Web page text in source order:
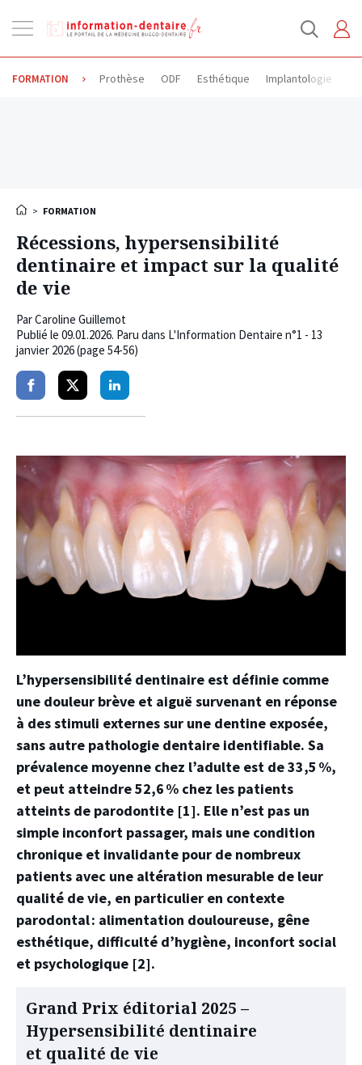
la
FORMATION Prothèse ODF Esthétique Implantologie
> FORMATION
Récessions, hypersensibilité
dentinaire et impact sur la qualité
de vie
ParCaroline Guillemot
Publié le 09.01.2026. Paru dans L'Information Dentaire n°1 - 13
janvier 2026 (page 54-56)
PartagerPartagerPartager
L’hypersensibilité dentinaire est définie comme
une douleur brève et aiguë survenant en réponse
à des stimuli externes sur une dentine exposée,
sans autre pathologie dentaire identifiable. Sa
prévalence moyenne chez l’adulte est de 33,5 %,
et peut atteindre 52,6 % chez les patients
atteints de parodontite [1]. Elle n’est pas un
simple inconfort passager, mais une condition
chronique et invalidante pour de nombreux
patients avec une altération mesurable de leur
qualité de vie, en particulier en contexte
parodontal : alimentation douloureuse, gêne
esthétique, difficulté d’hygiène, inconfort social
et psychologique [2].
Grand Prix éditorial 2025 –
Hypersensibilité dentinaire
et qualité de vie